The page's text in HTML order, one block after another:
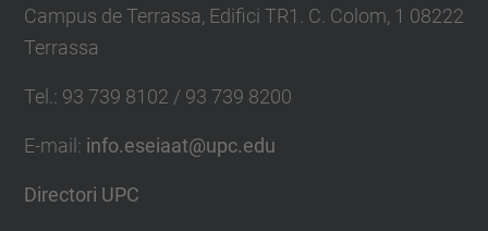
Campus de Terrassa, Edifici TR1. C. Colom, 1 08222
Terrassa
Tel. : 93 739 8102 / 93 739 8200
E-mail : info.eseiaat@upc.edu
Directori UPC